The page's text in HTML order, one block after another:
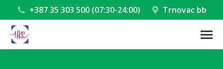
+387 35 303 500 (07:30-24:00) Trnovac bb